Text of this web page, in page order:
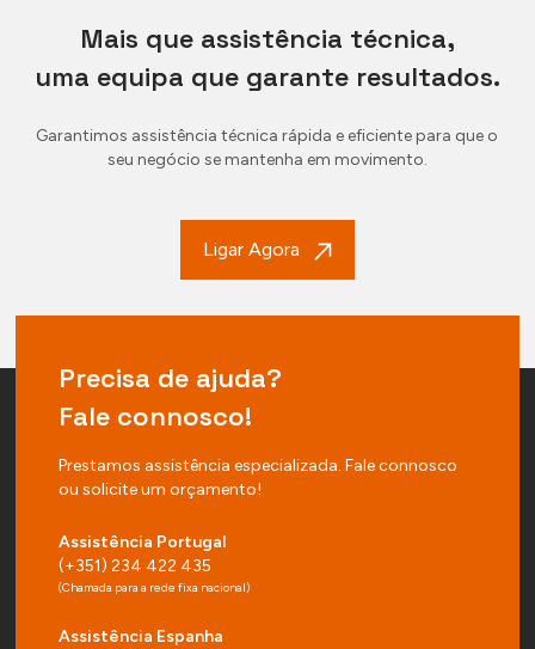
Mais que assistência técnica,
uma equipa que garante resultados.
Garantimos assistência técnica rápida e eficiente para que o
seu negócio se mantenha em movimento.
Ligar Agora
Precisa de ajuda?
Fale connosco!
Prestamos assistência especializada. Fale connosco
ou solicite um orçamento!
Assistência Portugal
(+351) 234 422 435
(Chamada para a rede fixa nacional)
Assistência Espanha